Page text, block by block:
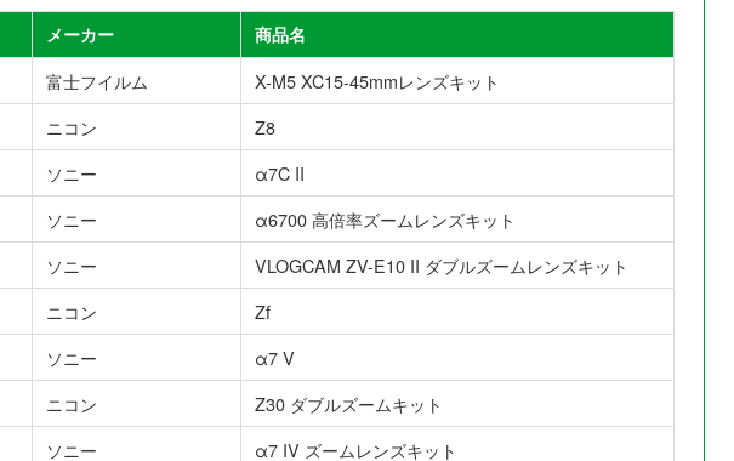
メーカー 商品名
富士フイルム
X-M5 XC15-45mmレンズキット
ニコン
Z8
ソニー
α7C II
ソニー
α6700 高倍率ズームレンズキット
ソニー
VLOGCAM ZV-E10 II ダブルズームレンズキット
ニコン
Zf
ソニー
α7 V
ニコン
Z30 ダブルズームキット
ソニー
α7 IV ズームレンズキット